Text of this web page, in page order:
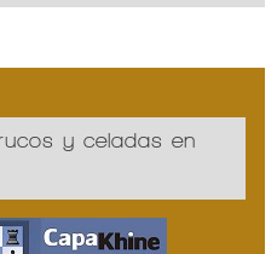
y celadas en